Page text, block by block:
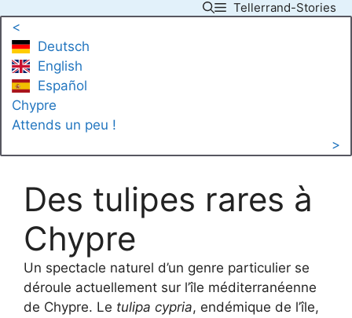
content
Tellerrand-Stories
<
Deutsch
English
Español
Chypre
Attends un peu !
>
Des tulipes rares à
Chypre
Un spectacle naturel d’un genre particulier se
déroule actuellement sur l’île méditerranéenne
de Chypre. Le tulipa cypria, endémique de l’île,